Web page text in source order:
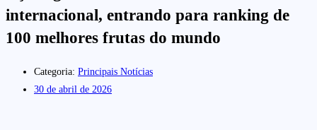
internacional, entrando para ranking de
100 melhores frutas do mundo
Categoria: Principais Notícias
30 de abril de 2026